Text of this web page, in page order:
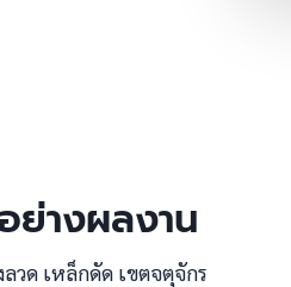
ย่างผลงาน
ลวด เหล็กดัด เขตจตุจักร